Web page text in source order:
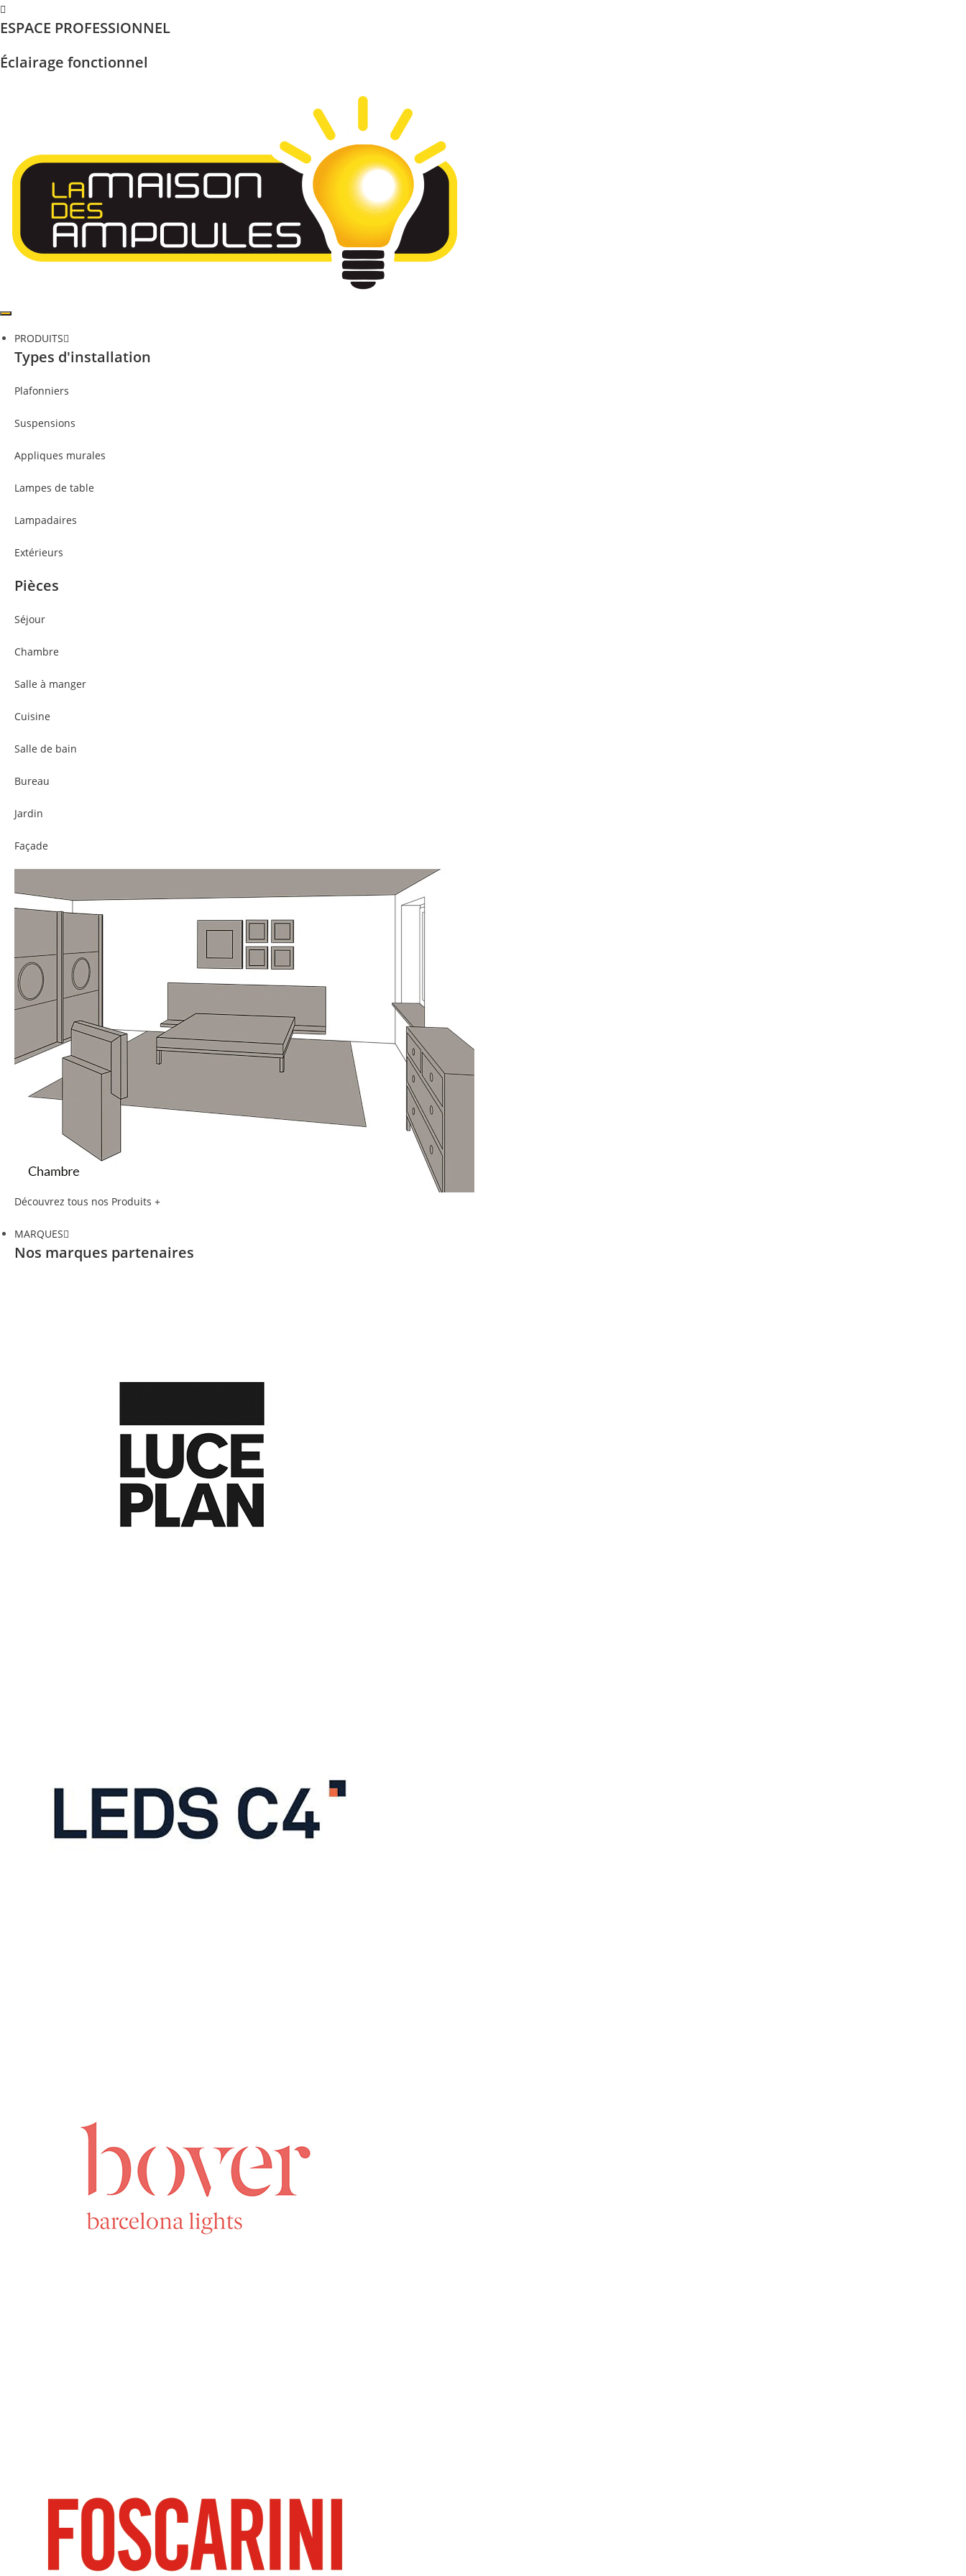
Skip
to
ESPACE PROFESSIONNEL
Éclairage fonctionnel
PRODUITS
Types d'installation
Plafonniers
Suspensions
Appliques murales
Lampes de table
Lampadaires
Extérieurs
Pièces
Séjour
Chambre
Salle à manger
Cuisine
Salle de bain
Bureau
Jardin
Façade
Découvrez tous nos Produits +
MARQUES
Nos marques partenaires